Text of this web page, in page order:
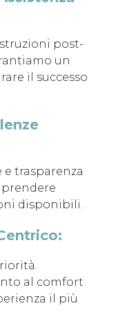
post-
un
il successo
trasparenza
disponibili.
al comfort
il più